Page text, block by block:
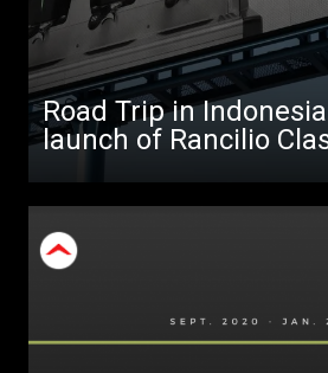
Road Trip in
launch of Rancilio
Herunterladen
Mehr